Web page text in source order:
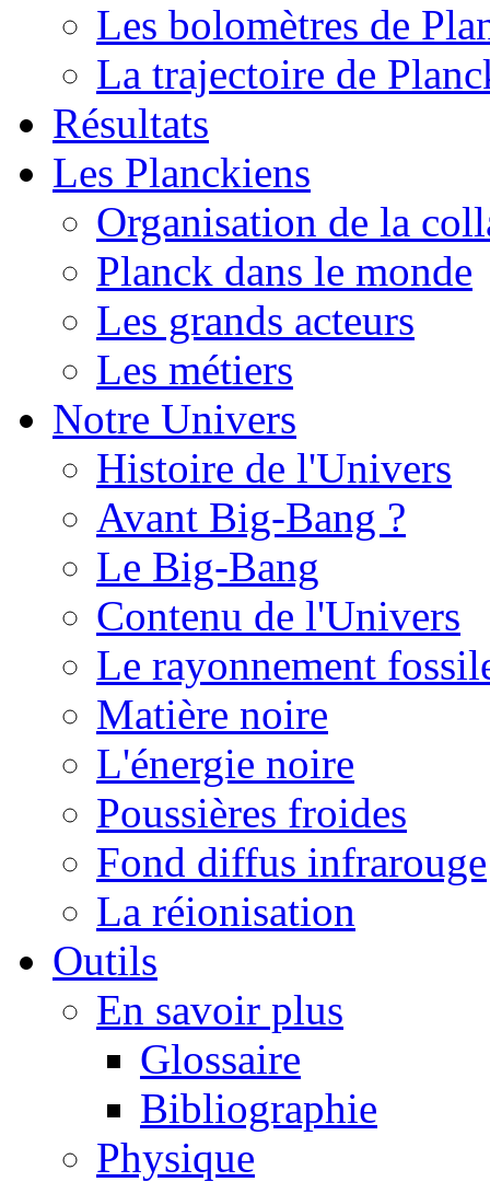
Les bolomètres de
La trajectoire de
Résultats
Les Planckiens
Organisation de la
Planck dans le monde
Les grands acteurs
Les métiers
Notre Univers
Histoire de l'Univers
Avant Big-Bang ?
Le Big-Bang
Contenu de l'Univers
Le rayonnement
Matière noire
L'énergie noire
Poussières froides
Fond diffus infrarouge
La réionisation
Outils
En savoir plus
Glossaire
Bibliographie
Physique